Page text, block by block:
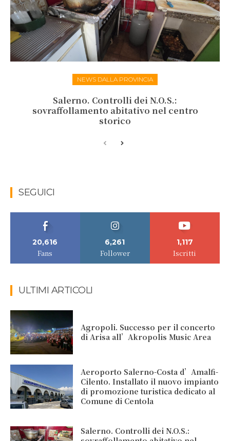
NEWS DALLA PROVINCIA
Salerno. Controlli dei N.O.S.:
sovraffollamento abitativo nel centro
storico
SEGUICI
20,616
Fans
6,261
Follower
1,117
Iscritti
ULTIMI ARTICOLI
Agropoli. Successo per il concerto
di Arisa all’Akropolis Music Area
Aeroporto Salerno-Costa d’Amalfi-
Cilento. Installato il nuovo impianto
di promozione turistica dedicato al
Comune di Centola
Salerno. Controlli dei N.O.S.: